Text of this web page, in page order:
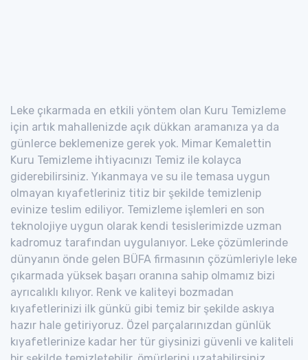
Leke çıkarmada en etkili yöntem olan Kuru Temizleme
için artık mahallenizde açık dükkan aramanıza ya da
günlerce beklemenize gerek yok. Mimar Kemalettin
Kuru Temizleme ihtiyacınızı Temiz ile kolayca
giderebilirsiniz. Yıkanmaya ve su ile temasa uygun
olmayan kıyafetleriniz titiz bir şekilde temizlenip
evinize teslim ediliyor. Temizleme işlemleri en son
teknolojiye uygun olarak kendi tesislerimizde uzman
kadromuz tarafından uygulanıyor. Leke çözümlerinde
dünyanın önde gelen BÜFA firmasının çözümleriyle leke
çıkarmada yüksek başarı oranına sahip olmamız bizi
ayrıcalıklı kılıyor. Renk ve kaliteyi bozmadan
kıyafetlerinizi ilk günkü gibi temiz bir şekilde askıya
hazır hale getiriyoruz. Özel parçalarınızdan günlük
kıyafetlerinize kadar her tür giysinizi güvenli ve kaliteli